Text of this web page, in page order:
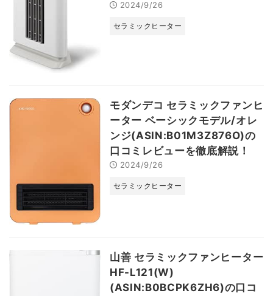
2024/9/26
セラミックヒーター
モダンデコ セラミックファンヒ
ーター ベーシックモデル/オレ
ンジ(ASIN:B01M3Z876O)の
口コミレビューを徹底解説！
2024/9/26
セラミックヒーター
山善 セラミックファンヒーター
HF-L121(W)
(ASIN:B0BCPK6ZH6)の口コ